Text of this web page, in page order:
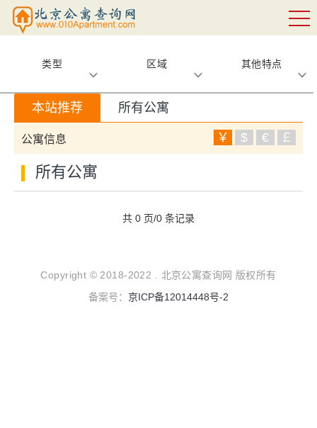
类型 区域 其他特点
本站推荐 所有公寓
公寓信息 ￥ $ € ￡
所有公寓
共 0 页/0 条记录
Copyright © 2018-2022 . 北京公寓查询网 版权所有
备案号： 京ICP备12014448号-2